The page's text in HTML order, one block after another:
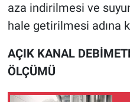
aza indirilmesi ve
hale getirilmesi adına
AÇIK KANAL
ÖLÇÜMÜ